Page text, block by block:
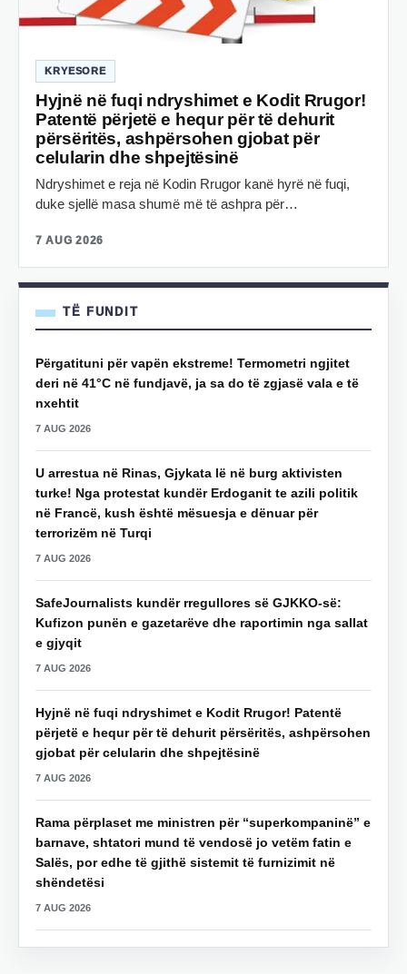
KRYESORE
Hyjnë në fuqi ndryshimet e Kodit Rrugor!
Patentë përjetë e hequr për të dehurit
përsëritës, ashpërsohen gjobat për
celularin dhe shpejtësinë
Ndryshimet e reja në Kodin Rrugor kanë hyrë në fuqi,
duke sjellë masa shumë më të ashpra për…
7 AUG 2026
TË FUNDIT
Përgatituni për vapën ekstreme! Termometri ngjitet
deri në 41°C në fundjavë, ja sa do të zgjasë vala e të
nxehtit
7 AUG 2026
U arrestua në Rinas, Gjykata lë në burg aktivisten
turke! Nga protestat kundër Erdoganit te azili politik
në Francë, kush është mësuesja e dënuar për
terrorizëm në Turqi
7 AUG 2026
SafeJournalists kundër rregullores së GJKKO-së:
Kufizon punën e gazetarëve dhe raportimin nga sallat
e gjyqit
7 AUG 2026
Hyjnë në fuqi ndryshimet e Kodit Rrugor! Patentë
përjetë e hequr për të dehurit përsëritës, ashpërsohen
gjobat për celularin dhe shpejtësinë
7 AUG 2026
Rama përplaset me ministren për “superkompaninë” e
barnave, shtatori mund të vendosë jo vetëm fatin e
Salës, por edhe të gjithë sistemit të furnizimit në
shëndetësi
7 AUG 2026